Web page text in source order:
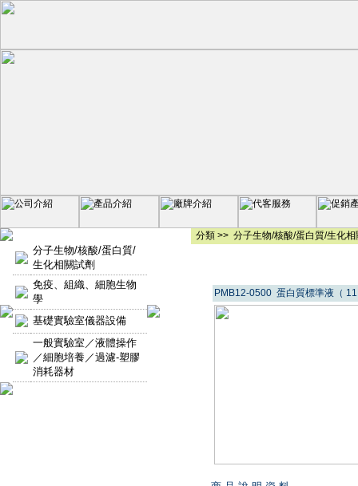
分子生物/核酸/蛋白質/
生化相關試劑
免疫、組織、細胞生物
學
基礎實驗室儀器設備
一般實驗室／液體操作
／細胞培養／過濾-塑膠
消耗器材
分類 >> 分子生物/核酸/蛋白質/生化相
PMB12-0500 蛋白質標準液（